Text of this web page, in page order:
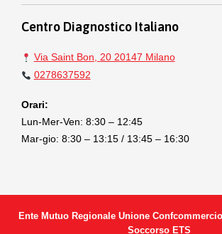
Centro Diagnostico Italiano
Via Saint Bon, 20 20147 Milano
0278637592
Orari:
Lun-Mer-Ven: 8:30 – 12:45
Mar-gio: 8:30 – 13:15 / 13:45 – 16:30
Ente Mutuo Regionale Unione
Soccorso ETS